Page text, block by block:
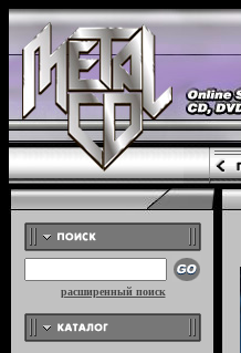
расширенный поиск